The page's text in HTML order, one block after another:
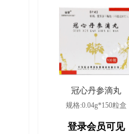
冠心丹参滴丸
规格:0.04g*150粒盒
登录会员可见